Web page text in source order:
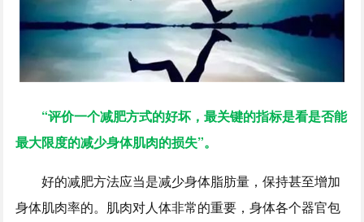
“评价一个减肥方式的好坏，最关键的指标是看是否能
最大限度的减少身体肌肉的损失”。
好的减肥方法应当是减少身体脂肪量，保持甚至增加
身体肌肉率的。肌肉对人体非常的重要，身体各个器官包